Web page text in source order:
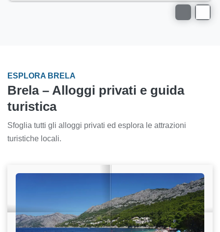
ESPLORA BRELA
Brela – Alloggi privati e guida
turistica
Sfoglia tutti gli alloggi privati ed esplora le attrazioni
turistiche locali.